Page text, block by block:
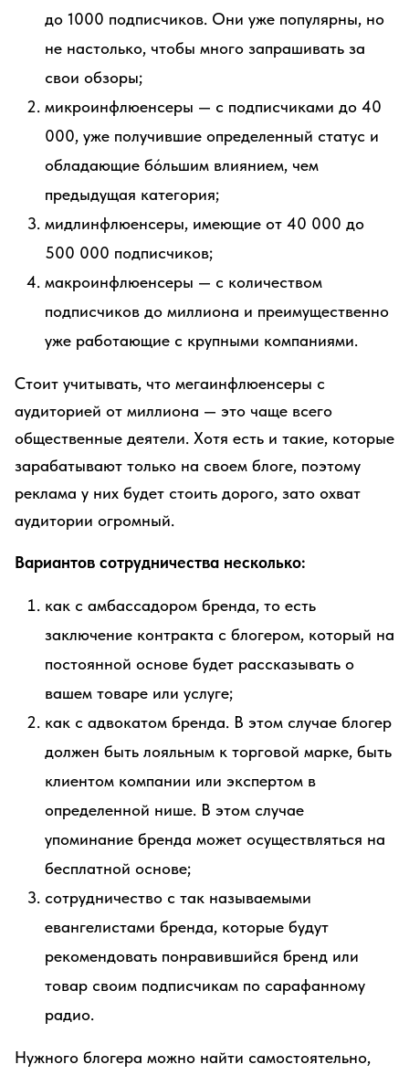
до 1000 подписчиков. Они уже популярны, но
не настолько, чтобы много запрашивать за
свои обзоры;
микроинфлюенсеры — с подписчиками до 40
000, уже получившие определенный статус и
обладающие бо́льшим влиянием, чем
предыдущая категория;
мидлинфлюенсеры, имеющие от 40 000 до
500 000 подписчиков;
макроинфлюенсеры — с количеством
подписчиков до миллиона и преимущественно
уже работающие с крупными компаниями.
Стоит учитывать, что мегаинфлюенсеры с
аудиторией от миллиона — это чаще всего
общественные деятели. Хотя есть и такие, которые
зарабатывают только на своем блоге, поэтому
реклама у них будет стоить дорого, зато охват
аудитории огромный.
Вариантов сотрудничества несколько:
как с амбассадором бренда, то есть
заключение контракта с блогером, который на
постоянной основе будет рассказывать о
вашем товаре или услуге;
как с адвокатом бренда. В этом случае блогер
должен быть лояльным к торговой марке, быть
клиентом компании или экспертом в
определенной нише. В этом случае
упоминание бренда может осуществляться на
бесплатной основе;
сотрудничество с так называемыми
евангелистами бренда, которые будут
рекомендовать понравившийся бренд или
товар своим подписчикам по сарафанному
радио.
Нужного блогера можно найти самостоятельно,